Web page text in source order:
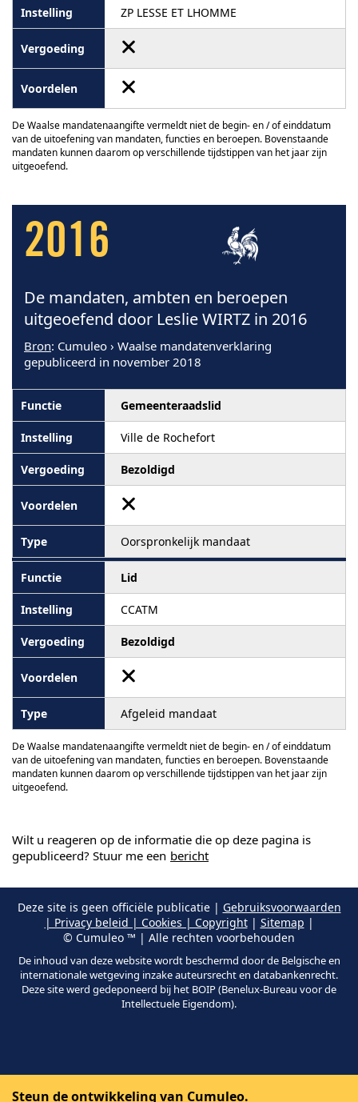
ZP LESSE ET LHOMME
De Waalse mandatenaangifte vermeldt niet de begin- en / of einddatum
van de uitoefening van mandaten, functies en beroepen. Bovenstaande
mandaten kunnen daarom op verschillende tijdstippen van het jaar zijn
uitgeoefend.
2016
De mandaten, ambten en beroepen
uitgeoefend door Leslie WIRTZ in 2016
Bron: Cumuleo › Waalse mandatenverklaring
gepubliceerd in november 2018
Gemeenteraadslid
Ville de Rochefort
Bezoldigd
Oorspronkelijk mandaat
Lid
CCATM
Bezoldigd
Afgeleid mandaat
De Waalse mandatenaangifte vermeldt niet de begin- en / of einddatum
van de uitoefening van mandaten, functies en beroepen. Bovenstaande
mandaten kunnen daarom op verschillende tijdstippen van het jaar zijn
uitgeoefend.
Wilt u reageren op de informatie die op deze pagina is
gepubliceerd? Stuur me een bericht
Deze site is geen officiële publicatie | Gebruiksvoorwaarden
| Privacy beleid | Cookies | Copyright| Sitemap |
© Cumuleo ™ | Alle rechten voorbehouden
De inhoud van deze website wordt beschermd door de Belgische en
internationale wetgeving inzake auteursrecht en databankenrecht.
Deze site werd gedeponeerd bij het BOIP (Benelux-Bureau voor de
Intellectuele Eigendom).
Steun de ontwikkeling van Cumuleo.